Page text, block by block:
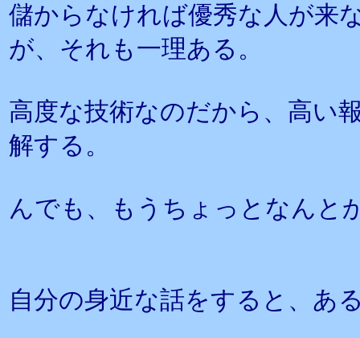
儲からなければ優秀な人が来
が、それも一理ある。
高度な技術なのだから、高い
解する。
んでも、もうちょっとなんと
自分の身近な話をすると、あ